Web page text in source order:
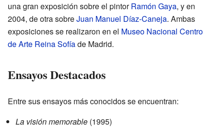
una gran exposición sobre el pintorRamón Gaya, y en
2004, de otra sobreJuan Manuel Díaz-Caneja. Ambas
exposiciones se realizaron en el Museo Nacional Centro
de Arte Reina Sofíade Madrid.
Ensayos Destacados
Entre sus ensayos más conocidos se encuentran:
La visión memorable (1995)